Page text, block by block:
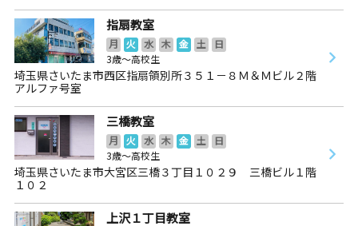
指扇教室
月 火 水 木 金 土
日
3歳～高校生
埼玉県さいたま市西区指扇領別所３５１－８Ｍ＆Ｍビル２階
アルファ号室
三橋教室
月 火 水 木 金 土
日
3歳～高校生
埼玉県さいたま市大宮区三橋３丁目１０２９ 三橋ビル１階
１０２
上沢１丁目教室